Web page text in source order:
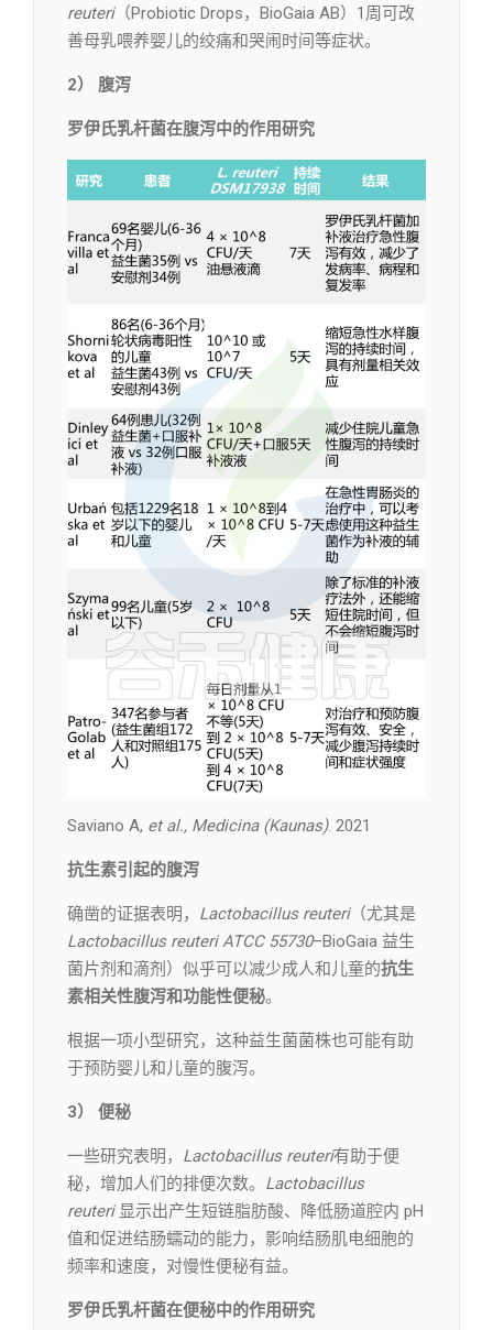
reuteri（Probiotic Drops，BioGaia AB）1周可改
善母乳喂养婴儿的绞痛和哭闹时间等症状。
2） 腹泻
罗伊氏乳杆菌在腹泻中的作用研究
Saviano A, et al., Medicina (Kaunas). 2021
抗生素引起的腹泻
确凿的证据表明， Lactobacillus reuteri（尤其是
Lactobacillus reuteri ATCC 55730–BioGaia 益生
菌片剂和滴剂）似乎可以减少成人和儿童的抗生
素相关性腹泻和功能性便秘。
根据一项小型研究，这种益生菌菌株也可能有助
于预防婴儿和儿童的腹泻。
3） 便秘
一些研究表明， Lactobacillus reuteri有助于便
秘，增加人们的排便次数。 Lactobacillus
reuteri 显示出产生短链脂肪酸、降低肠道腔内 pH
值和促进结肠蠕动的能力，影响结肠肌电细胞的
频率和速度，对慢性便秘有益。
罗伊氏乳杆菌在便秘中的作用研究